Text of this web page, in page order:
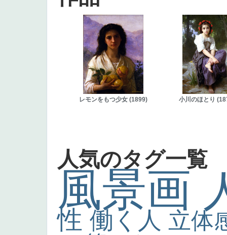
レモンをもつ少女 (1899) 小川のほとり
人気のタグ一覧
風景画
性 働く人 立体